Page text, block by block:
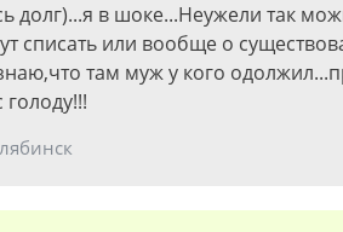
долг)...я в шоке...Неужели так
списать или вообще о
там муж у кого